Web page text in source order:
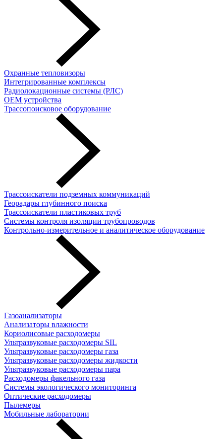
Охранные тепловизоры
Интегрированные комплексы
Радиолокационные системы (РЛС)
OEM устройства
Трассопоисковое оборудование
Трассоискатели подземных коммуникаций
Георадары глубинного поиска
Трассоискатели пластиковых труб
Cистемы контроля изоляции трубопроводов
Контрольно-измерительное и аналитическое оборудование
Газоанализаторы
Анализаторы влажности
Кориолисовые расходомеры
Ультразвуковые расходомеры SIL
Ультразвуковые расходомеры газа
Ультразвуковые расходомеры жидкости
Ультразвуковые расходомеры пара
Расходомеры факельного газа
Системы экологического мониторинга
Оптические расходомеры
Пылемеры
Мобильные лаборатории